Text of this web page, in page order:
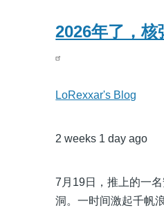
2026年了，
LoRexxar's Blog
2 weeks 1 day ago
7月19日，推上的一
洞。一时间激起千帆浪